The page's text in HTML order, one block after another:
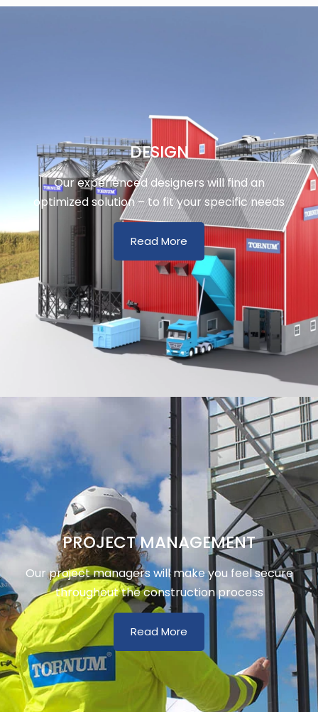
DESIGN
Our experienced designers will find an
optimized solution – to fit your specific needs
Read More
PROJECT MANAGEMENT
Our project managers will make you feel secure
throughout the construction process
Read More